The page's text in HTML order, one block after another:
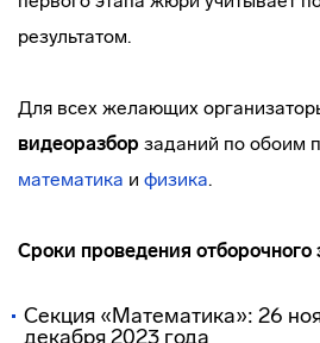
результатом.
Для всех желающих
видеоразбор заданий по обоим
математика и физика.
Сроки проведения отборочного
Секция «Математика»: 26
декабря 2023 года